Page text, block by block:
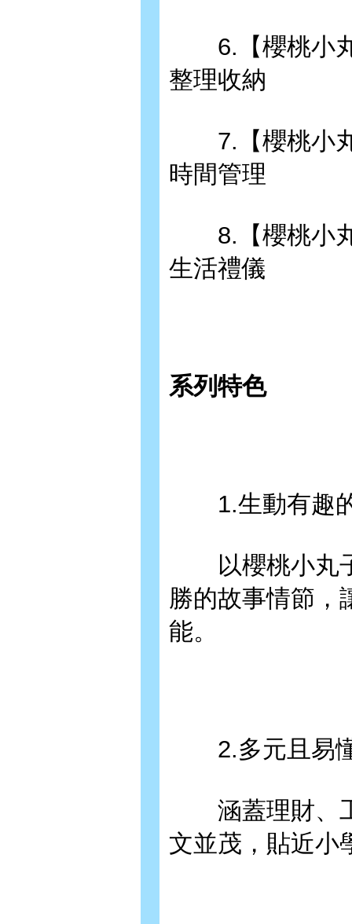
6.【櫻桃小丸
整理收納
7.【櫻桃小丸
時間管理
8.【櫻桃小丸
生活禮儀
系列特色
1.生動有趣的
以櫻桃小丸子
勝的故事情節，
能。
2.多元且易懂
涵蓋理財、工
文並茂，貼近小